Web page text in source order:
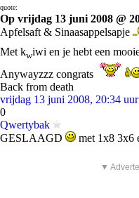
quote:
Op vrijdag 13 juni 2008 @
Apfelsaft & Sinaasappelsapje
Met kwiwi en je hebt een
Anywayzzz congrats
Back from death
vrijdag 13 juni 2008, 20:34 uur
0
Qwertybak
GESLAAGD
met 1x8 3x6
▼